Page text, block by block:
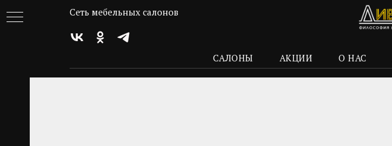
Сеть мебельных салонов
САЛОНЫ
АКЦИИ О НАС